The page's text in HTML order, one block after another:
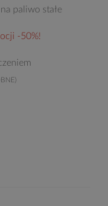
paliwo stałe
-50%!